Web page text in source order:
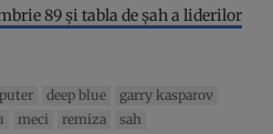
89 şi tabla de şah a liderilor
deep blue
garry kasparov
meci remiza
sah